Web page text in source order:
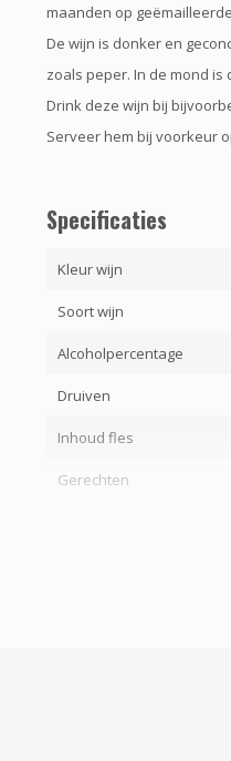
maanden op
De wijn is donker en
zoals peper. In de mond
Drink deze wijn bij
Serveer hem bij voorkeur
Specificaties
Kleur wijn
Soort wijn
Alcoholpercentage
Druiven
Inhoud fles
Gerechten